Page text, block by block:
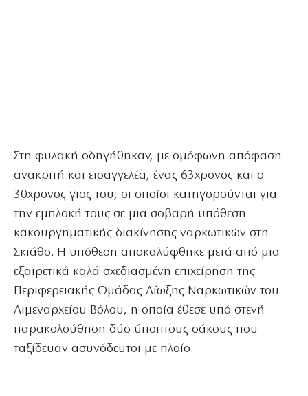
Στη φυλακή οδηγήθηκαν, με ομόφωνη απόφαση
ανακριτή και εισαγγελέα, ένας 63χρονος και ο
30χρονος γιος του, οι οποίοι κατηγορούνται για
την εμπλοκή τους σε μια σοβαρή υπόθεση
κακουργηματικής διακίνησης ναρκωτικών στη
Σκιάθο. Η υπόθεση αποκαλύφθηκε μετά από μια
εξαιρετικά καλά σχεδιασμένη επιχείρηση της
Περιφερειακής Ομάδας Δίωξης Ναρκωτικών του
Λιμεναρχείου Βόλου, η οποία έθεσε υπό στενή
παρακολούθηση δύο ύποπτους σάκους που
ταξίδευαν ασυνόδευτοι με πλοίο.